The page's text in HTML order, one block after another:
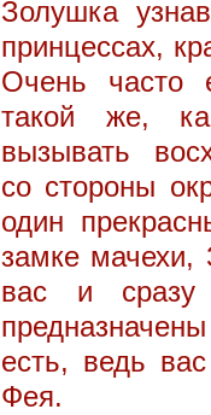
Золушка
принцессах,
Очень часто
такой же,
вызывать
со стороны
один
замке мачехи,
вас и
есть, ведь
Фея.